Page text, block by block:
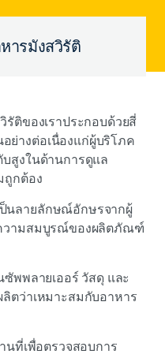
ารมังสวิรัติ
ติของเราประกอบด้วยสี่
างต่อเนื่องแก่ผู้บริโภค
สูงในด้านการดูแล
ถูกต้อง
นลายลักษณ์อักษรจากผู้
วามสมบูรณ์ของผลิตภัณฑ์
พพลายเออร์ วัสดุ และ
ตว่าเหมาะสมกับอาหาร
นที่เพื่อตรวจสอบการ